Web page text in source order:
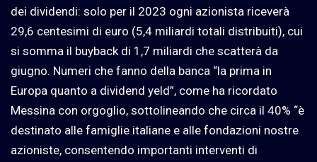
dei dividendi: solo per il 2023 ogni azionista riceverà
29,6 centesimi di euro (5,4 miliardi totali distribuiti), cui
si somma il buyback di 1,7 miliardi che scatterà da
giugno. Numeri che fanno della banca “la prima in
Europa quanto a dividend yeld”, come ha ricordato
Messina con orgoglio, sottolineando che circa il 40% “è
destinato alle famiglie italiane e alle fondazioni nostre
azioniste, consentendo importanti interventi di